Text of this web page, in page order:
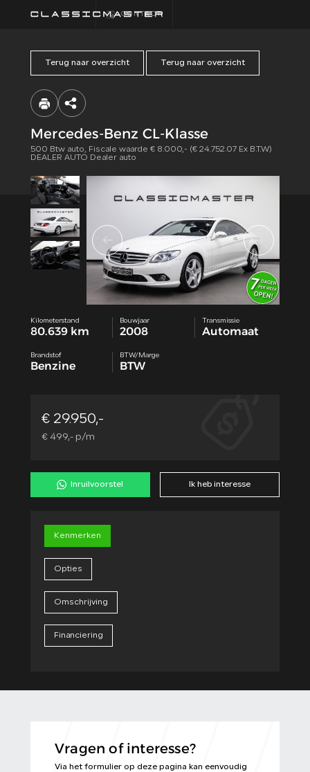
CONTACT
HOME
FINANCIEREN
VOORWAARDEN
CONTACT
Terug naar overzicht Terug naar overzicht
Mercedes-Benz CL-Klasse
500 Btw auto, Fiscale waarde € 8.000,- (€ 24.752.07 Ex B.T.W)
DEALER AUTO Dealer auto
Kilometerstand
80.639 km
Bouwjaar
2008
Transmissie
Automaat
Brandstof
Benzine
BTW/Marge
BTW
€ 29.950,-
€ 499,- p/m
Inruilvoorstel Ik heb interesse
Kenmerken
Opties
Omschrijving
Financiering
Vragen of interesse?
Via het formulier op deze pagina kan eenvoudig